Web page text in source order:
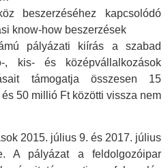
beszerzéséhez kapcsolódó
know-how beszerzések
pályázati kiírás a szabad
, kis- és középvállalkozások
támogatja összesen 15
50 millió Ft közötti vissza nem
2015. július 9. és 2017. július
A pályázat a feldolgozóipar